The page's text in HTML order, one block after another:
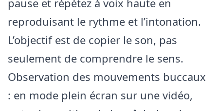
pause et répétez à voix haute en
reproduisant le rythme et l’intonation.
L’objectif est de copier le son, pas
seulement de comprendre le sens.
Observation des mouvements buccaux
: en mode plein écran sur une vidéo,